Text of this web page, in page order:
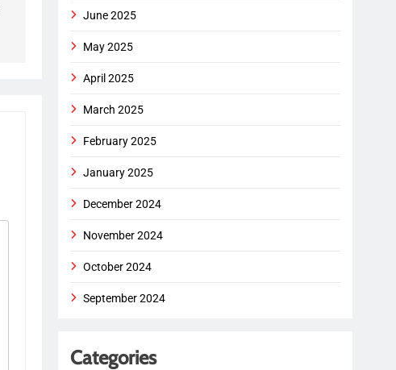
June 2025
May 2025
April 2025
March 2025
February 2025
January 2025
December 2024
November 2024
October 2024
September 2024
Categories